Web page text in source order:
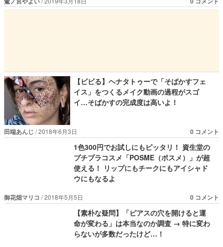
【ビビる】ヘナタトゥーで「そばかすフェ
イス」をつくるメイク動画の過程がスゴ
イ…そばかすの完成度は高いよ！
田端あんじ 2018年6月3日 0 コメント
1色300円でお試しにもピッタリ！ 資生堂の
プチプラコスメ「POSME（ポスメ）」が超
使える！ リップにもチークにもアイシャド
ウにもなるよ
御花畑マリコ 2018年5月5日 0 コメント
【素朴な疑問】「ピアスの穴を開けると運
命が変わる」は本当なのか調査 → 特に変わ
らないが多数だったけど…！